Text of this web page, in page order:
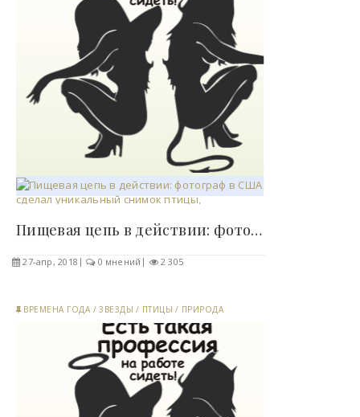
Пищевая цепь в действии: фотограф в США сделал..
27-апр, 2018 0 мнений 2 305
ВРЕМЕНА ГОДА /ЗВЕЗДЫ / ПТИЦЫ / ПРИРОДА